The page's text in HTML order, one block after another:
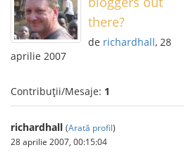
there?
de richardhall, 28
aprilie 2007
Contribuții/Mesaje: 1
richardhall (Arată profil)
28 aprilie 2007, 00:15:04